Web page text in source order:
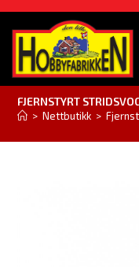
FJERNSTYRT
> Nettbutikk >